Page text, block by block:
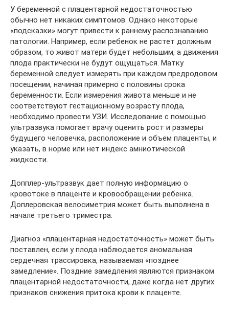
У беременной с плацентарной недостаточностью
обычно нет никаких симптомов. Однако некоторые
«подсказки» могут привести к раннему распознаванию
патологии. Например, если ребенок не растет должным
образом, то живот матери будет небольшим, а движения
плода практически не будут ощущаться. Матку
беременной следует измерять при каждом предродовом
посещении, начиная примерно с половины срока
беременности. Если измерения живота меньше и не
соответствуют гестационному возрасту плода,
необходимо провести УЗИ. Исследование с помощью
ультразвука помогает врачу оценить рост и размеры
будущего человечка, расположение и объем плаценты, и
указать, в норме или нет индекс амниотической
жидкости.
Допплер-ультразвук дает полную информацию о
кровотоке в плаценте и кровообращении ребенка.
Доплеровская велосиметрия может быть выполнена в
начале третьего триместра.
Диагноз «плацентарная недостаточность» может быть
поставлен, если у плода наблюдается аномальная
сердечная трассировка, называемая «позднее
замедление». Поздние замедления являются признаком
плацентарной недостаточности, даже когда нет других
признаков снижения притока крови к плаценте.